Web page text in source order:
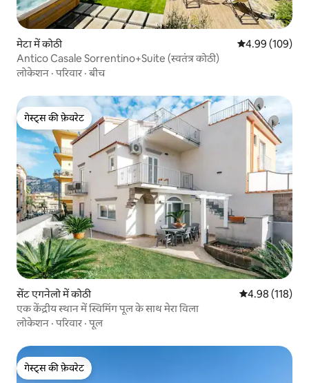
मेटा में कोठी औसत रेटिंग 5 में से
4.99 (109)
Antico Casale Sorrentino+Suite (स्वतंत्र कोठी)
लोकेशन ·परिवार ·बीच
गेस्ट्स की फ़ेवरेट
गेस्ट्स की फ़ेवरेट
सेंट एगनेलो में कोठी औसत रेटिंग 5 में से
4.98 (118)
एक केंद्रीय स्थान में स्विमिंग पूल के साथ मेरा विला
लोकेशन ·परिवार ·पूल
गेस्ट्स की फ़ेवरेट
गेस्ट्स की फ़ेवरेट